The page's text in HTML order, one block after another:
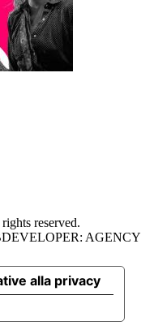
reserved.
AGENCY
alla privacy